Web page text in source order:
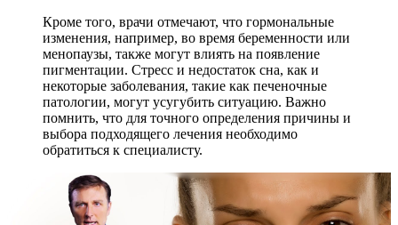
Кроме того, врачи отмечают, что гормональные
изменения, например, во время беременности или
менопаузы, также могут влиять на появление
пигментации. Стресс и недостаток сна, как и
некоторые заболевания, такие как печеночные
патологии, могут усугубить ситуацию. Важно
помнить, что для точного определения причины и
выбора подходящего лечения необходимо
обратиться к специалисту.